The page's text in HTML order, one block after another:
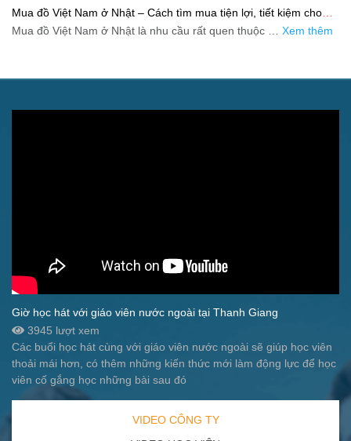
Mua đồ Việt Nam ở Nhật – Cách tìm mua tiện lợi, tiết kiệm cho
người xa quê
Mua đồ Việt Nam ở Nhật là nhu cầu rất quen thuộc … Xem thêm
Giờ học hát với giáo viên nước ngoài tại Thanh Giang
3945 lượt xem
Các buổi học hát cùng với giáo viên nước ngoài sẽ giúp học viên
thoải mái hơn, có thêm những kiến thức mới làm động lực để học
viên cố gắng học những bài sau đó
VIDEO CÔNG TY